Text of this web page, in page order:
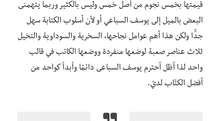
قيمتها بخمس نجوم من أصل خمس وليس بالكثير وربما يتهمنى
البعض بالميل إلى يوسف السباعي أو لأن أسلوب الكتابة سهل
جدًّا ولكن هذا أهم عوامل نجاحها، السخرية والسوداوية والتخيل
ثلاث عناصر صعبة لوضعها منفردة ووضعها الكاتب في قالب
واحد لذا أظل أحترم يوسف السباعى دائمًا وأبداً كواحد من
أفضل الكتّاب لديّ.